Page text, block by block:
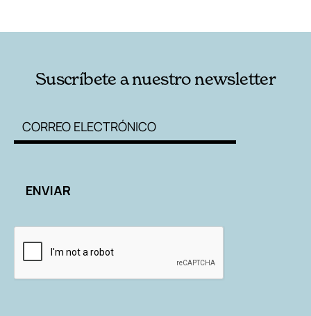
Suscríbete a nuestro newsletter